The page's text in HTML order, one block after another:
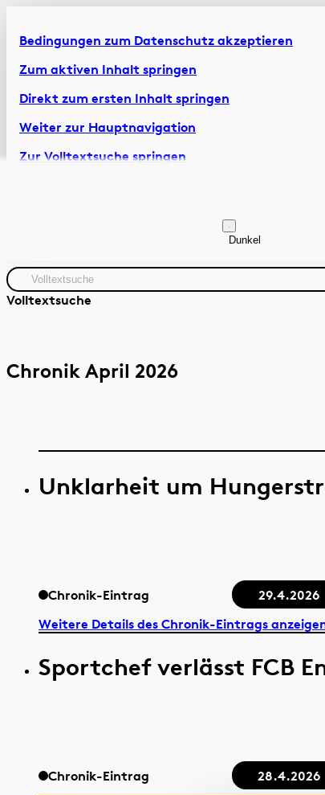
Bedingungen zum Datenschutz akzeptieren
Zum aktiven Inhalt springen
Direkt zum ersten Inhalt springen
Weiter zur Hauptnavigation
Zur Volltextsuche springen
Dunkel
Volltextsuche
Chronik April 2026
Unklarheit um
Chronik-Eintrag
29.4.2026
Weitere Details des Chronik-Eintrags
Sportchef verlässt FCB
Chronik-Eintrag 28.4.2026